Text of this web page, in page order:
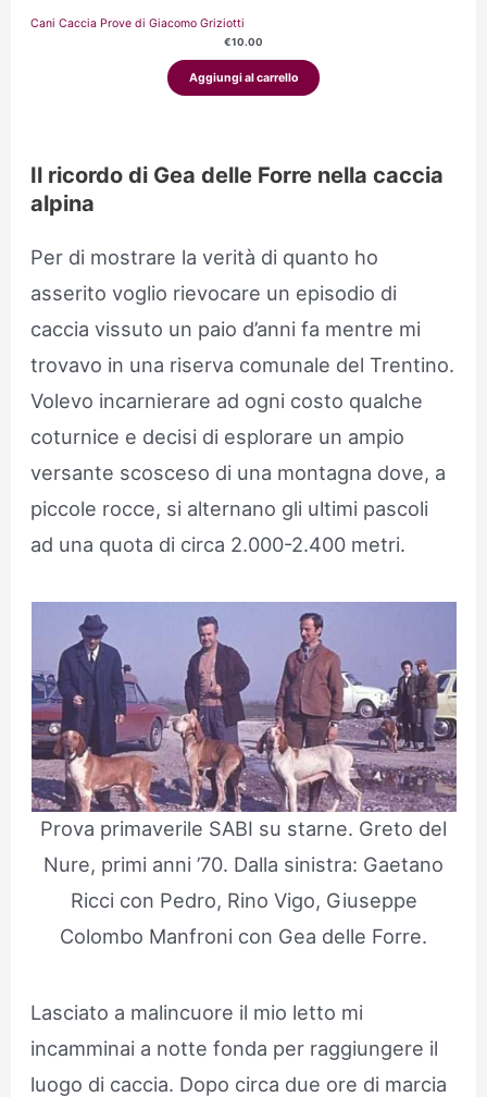
Cani Caccia Prove di Giacomo Griziotti
€10.00
Aggiungi al carrello
Il ricordo di Gea delle Forre nella caccia
alpina
Per di mostrare la verità di quanto ho
asserito voglio rievocare un episodio di
caccia vissuto un paio d’anni fa mentre mi
trovavo in una riserva comunale del Trentino.
Volevo incarnierare ad ogni costo qualche
coturnice e decisi di esplorare un ampio
versante scosceso di una montagna dove, a
piccole rocce, si alternano gli ultimi pascoli
ad una quota di circa 2.000-2.400 metri.
Prova primaverile SABI su starne. Greto del
Nure, primi anni ’70. Dalla sinistra: Gaetano
Ricci con Pedro, Rino Vigo, Giuseppe
Colombo Manfroni con Gea delle Forre.
Lasciato a malincuore il mio letto mi
incamminai a notte fonda per raggiungere il
luogo di caccia. Dopo circa due ore di marcia